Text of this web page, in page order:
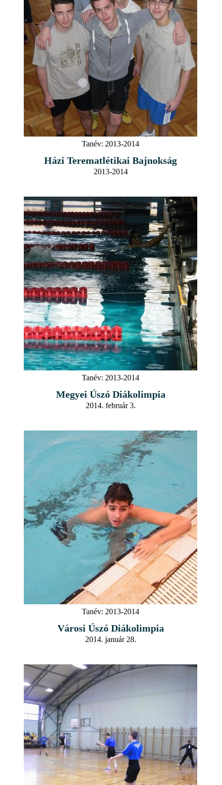
Tanév: 2013-2014
Házi Terematlétikai Bajnokság
2013-2014
Tanév: 2013-2014
Megyei Úszó Diákolimpia
2014. február 3.
Tanév: 2013-2014
Városi Úszó Diákolimpia
2014. január 28.